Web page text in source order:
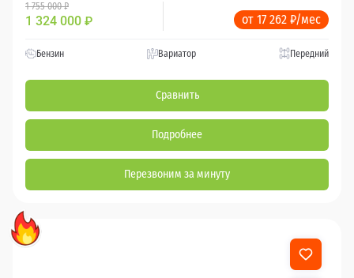
1 755 000 ₽
1 324 000 ₽ от 17 262 ₽/мес
Бензин Вариатор Передний
Сравнить
Подробнее
Перезвоним за минуту